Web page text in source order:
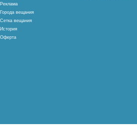
Реклама
Города вещания
Сетка вещания
История
Оферта